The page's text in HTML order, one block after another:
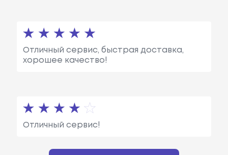
Отличный сервис, быстрая доставка,
хорошее качество!
Отличный сервис!